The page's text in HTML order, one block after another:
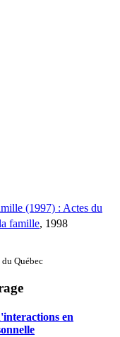
(1997) : Actes du
famille, 1998
Québec
en